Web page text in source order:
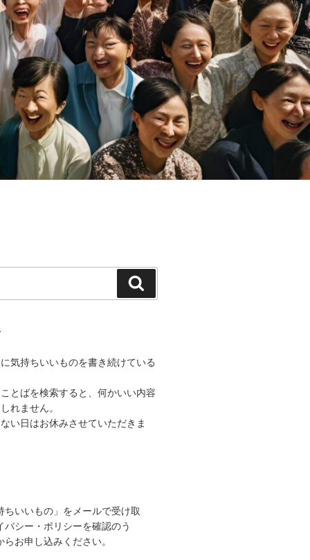
索
気持ちいいものを書き続けている
とばを検索すると、何かいい内容
れません。
い日はお休みさせていただきま
ちいいもの」をメールで受け取
バシー・ポリシーを確認のう
らお申し込みください。